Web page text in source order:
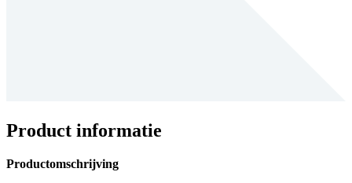
Product informatie
Productomschrijving